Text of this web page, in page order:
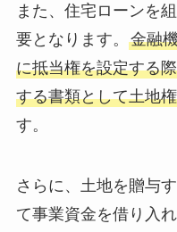
また、住宅ローンを
要となります。 金融
に抵当権を設定する
する書類として土地
す。
さらに、土地を贈与
て事業資金を借り入